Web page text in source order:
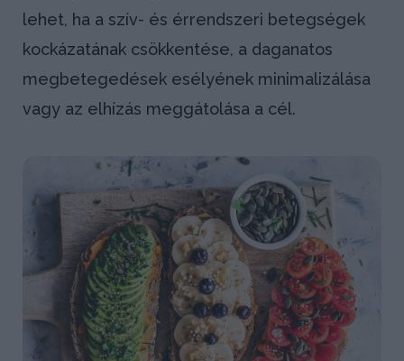
lehet, ha a szív- és érrendszeri betegségek
kockázatának csökkentése, a daganatos
megbetegedések esélyének minimalizálása
vagy az elhízás meggátolása a cél.